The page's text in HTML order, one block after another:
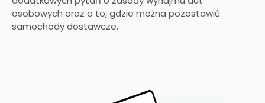
osobowych oraz o to, gdzie można pozostawić
samochody dostawcze.